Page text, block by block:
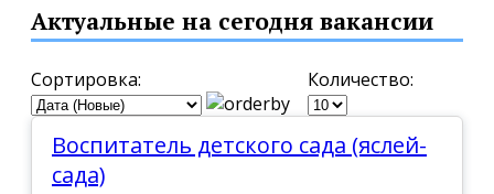
Актуальные на сегодня вакансии
Сортировка: Количество:
Воспитатель детского сада (яслей-
сада)